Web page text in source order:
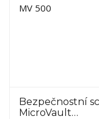
Bezpečnostní
MicroVault…